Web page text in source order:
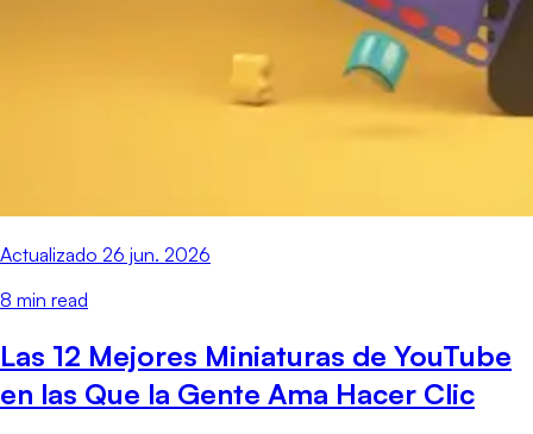
Actualizado 26 jun. 2026
8 min read
Las 12 Mejores Miniaturas de YouTube
en las Que la Gente Ama Hacer Clic